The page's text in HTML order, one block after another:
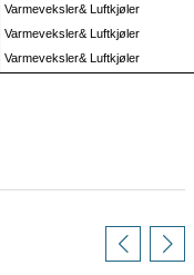
Varmeveksler& Luftkjøler
Varmeveksler& Luftkjøler
Varmeveksler& Luftkjøler